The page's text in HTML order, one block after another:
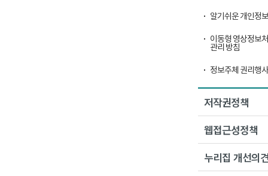
알기쉬운 개인정
이동형 영상정보
관리 방침
정보주체 권리행
저작권정책
웹접근성정책
누리집 개선의